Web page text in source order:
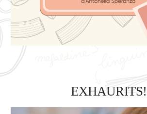
EXHAURITS!